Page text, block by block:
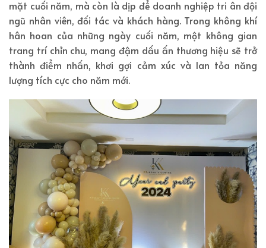
mặt cuối năm, mà còn là dịp để doanh nghiệp tri ân đội
ngũ nhân viên, đối tác và khách hàng. Trong không khí
hân hoan của những ngày cuối năm, một không gian
trang trí chỉn chu, mang đậm dấu ấn thương hiệu sẽ trở
thành điểm nhấn, khơi gợi cảm xúc và lan tỏa năng
lượng tích cực cho năm mới.